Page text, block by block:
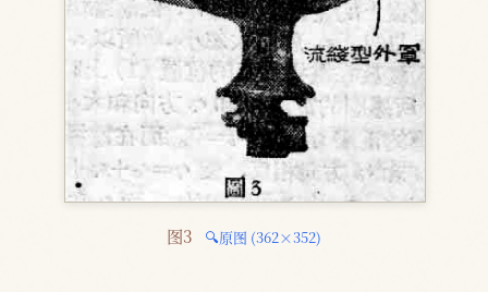
图3 🔍原图 (362×352)